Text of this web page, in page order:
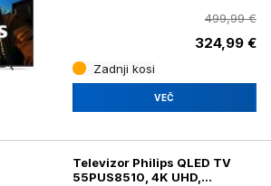
499,99 €
324,99 €
Zadnji kosi
VEČ
Televizor Philips QLED TV
55PUS8510, 4K UHD,